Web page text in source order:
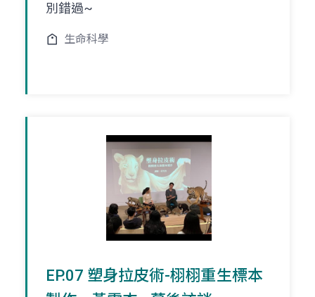
別錯過~
生命科學
EP.07 塑身拉皮術-栩栩重生標本